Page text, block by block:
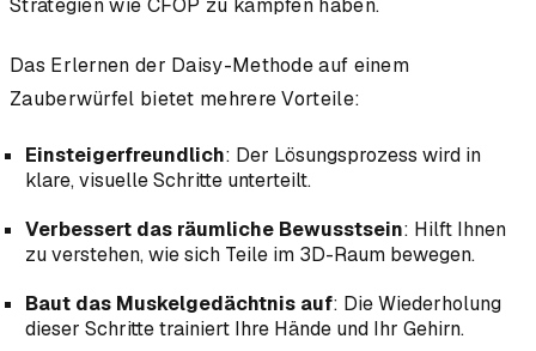
Strategien wie CFOP zu kämpfen haben.
Das Erlernen der Daisy-Methode auf einem
Zauberwürfel bietet mehrere Vorteile:
Einsteigerfreundlich: Der Lösungsprozess wird in
klare, visuelle Schritte unterteilt.
Verbessert das räumliche Bewusstsein: Hilft Ihnen
zu verstehen, wie sich Teile im 3D-Raum bewegen.
Baut das Muskelgedächtnis auf: Die Wiederholung
dieser Schritte trainiert Ihre Hände und Ihr Gehirn.